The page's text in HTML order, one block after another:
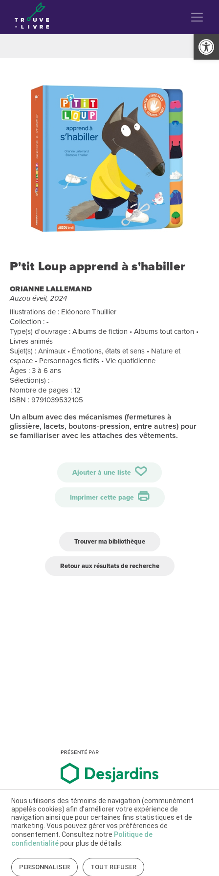
Ouvrir
P'tit Loup apprend à s'habiller
ORIANNE LALLEMAND
Auzou éveil, 2024
Illustrations de : Eléonore Thuillier
Collection : -
Type(s) d'ouvrage : Albums de fiction • Albums tout carton •
Livres animés
Sujet(s) : Animaux • Émotions, états et sens • Nature et
espace • Personnages fictifs • Vie quotidienne
Âges : 3 à 6 ans
Sélection(s) : -
Nombre de pages : 12
ISBN : 9791039532105
Un album avec des mécanismes (fermetures à
glissière, lacets, boutons-pression, entre autres) pour
se familiariser avec les attaches des vêtements.
Ajouter à une liste
Imprimer cette page
Trouver ma bibliothèque
Retour aux résultats de recherche
Nous utilisons des témoins de navigation (communément
appelés cookies) afin d’améliorer votre expérience de
navigation ainsi que pour certaines fins statistiques et de
marketing. Vous pouvez gérer vos préférences de
consentement. Consultez notre Politique de
confidentialitépour plus de détails.
PERSONNALISER TOUT REFUSER